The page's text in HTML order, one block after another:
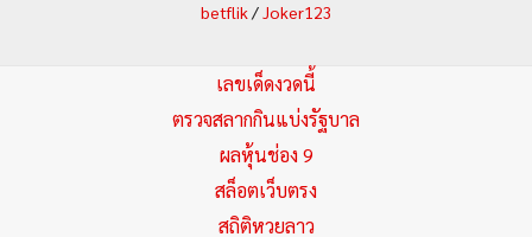
betflik/Joker123
เลขเด็ดงวดนี้
ตรวจสลากกินแบ่งรัฐบาล
ผลหุ้นช่อง 9
สล็อตเว็บตรง
สถิติหวยลาว